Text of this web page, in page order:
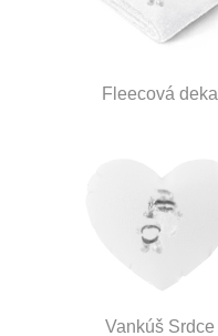
Fleecová deka
Vankúš Srdce